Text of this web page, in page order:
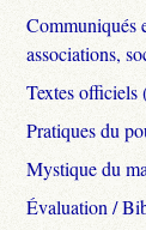
Communiqués
associations,
Textes officiels
Pratiques du
Mystique du
Évaluation /